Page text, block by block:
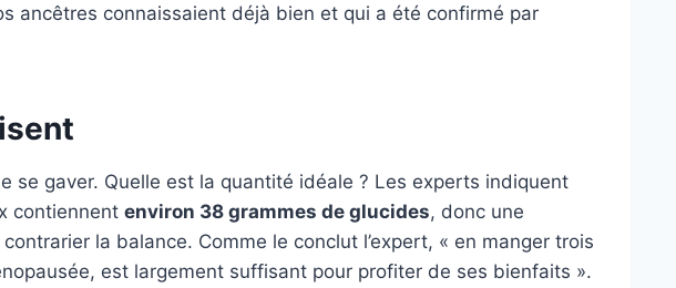
ancêtres connaissaient déjà bien et qui a été confirmé par
se gaver. Quelle est la quantité idéale ? Les experts indiquent
contiennent environ 38 grammes de glucides, donc une
la balance. Comme le conclut l’expert, « en manger trois
est largement suffisant pour profiter de ses bienfaits ».